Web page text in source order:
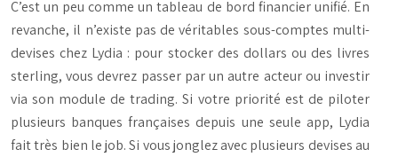
C’est un peu comme un tableau de bord financier unifié. En
revanche, il n’existe pas de véritables sous-comptes multi-
devises chez Lydia : pour stocker des dollars ou des livres
sterling, vous devrez passer par un autre acteur ou investir
via son module de trading. Si votre priorité est de piloter
plusieurs banques françaises depuis une seule app, Lydia
fait très bien le job. Si vous jonglez avec plusieurs devises au